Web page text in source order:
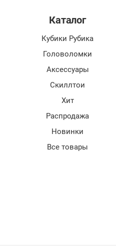
Каталог
Кубики Рубика
Головоломки
Аксессуары
Скиллтои
Хит
Распродажа
Новинки
Все товары